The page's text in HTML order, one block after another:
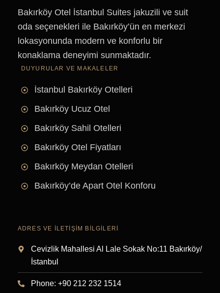
Bakırköy Otel İstanbul Suites jakuzili ve suit
oda seçenekleri ile Bakırköy’ün en merkezi
lokasyonunda modern ve konforlu bir
konaklama deneyimi sunmaktadır.
DUYURULAR VE MAKALELER
İstanbul Bakırköy Otelleri
Bakırköy Ucuz Otel
Bakırköy Sahil Otelleri
Bakırköy Otel Fiyatları
Bakırköy Meydan Otelleri
Bakırköy’de Apart Otel Konforu
ADRES VE İLETIŞIM BILGILERI
Cevizlik Mahallesi Al Lale Sokak No:11 Bakırköy/
İstanbul
Phone: +90 212 232 1514